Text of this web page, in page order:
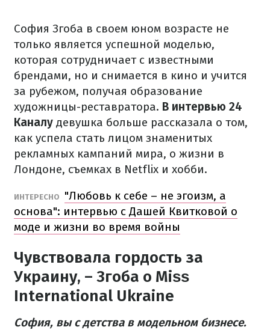
София Згоба в своем юном возрасте не
только является успешной моделью,
которая сотрудничает с известными
брендами, но и снимается в кино и учится
за рубежом, получая образование
художницы-реставратора. В интервью 24
Каналу девушка больше рассказала о том,
как успела стать лицом знаменитых
рекламных кампаний мира, о жизни в
Лондоне, съемках в Netflix и хобби.
ИНТЕРЕСНО
"Любовь к себе – не эгоизм, а
основа": интервью с Дашей Квитковой о
моде и жизни во время войны
Чувствовала гордость за
Украину, – Згоба о Міѕѕ
International Ukraine
София, вы с детства в модельном бизнесе.